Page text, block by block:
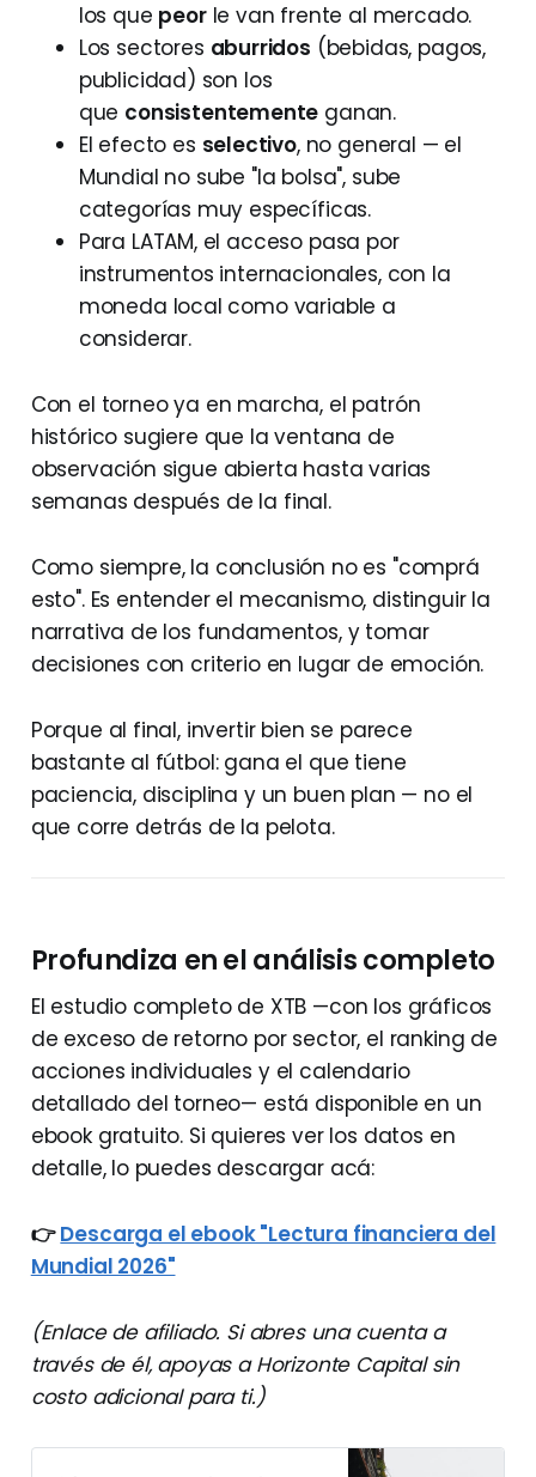
los que peorle van frente al mercado.
Los sectores aburridos (bebidas, pagos,
publicidad) son los
que consistentemente ganan.
El efecto es selectivo, no general — el
Mundial no sube "la bolsa", sube
categorías muy específicas.
Para LATAM, el acceso pasa por
instrumentos internacionales, con la
moneda local como variable a
considerar.
Con el torneo ya en marcha, el patrón
histórico sugiere que la ventana de
observación sigue abierta hasta varias
semanas después de la final.
Como siempre, la conclusión no es "comprá
esto". Es entender el mecanismo, distinguir la
narrativa de los fundamentos, y tomar
decisiones con criterio en lugar de emoción.
Porque al final, invertir bien se parece
bastante al fútbol: gana el que tiene
paciencia, disciplina y un buen plan — no el
que corre detrás de la pelota.
Profundiza en el análisis completo
El estudio completo de XTB —con los gráficos
de exceso de retorno por sector, el ranking de
acciones individuales y el calendario
detallado del torneo— está disponible en un
ebook gratuito. Si quieres ver los datos en
detalle, lo puedes descargar acá:
👉Descarga el ebook "Lectura financiera del
Mundial 2026"
(Enlace de afiliado. Si abres una cuenta a
través de él, apoyas a Horizonte Capital sin
costo adicional para ti.)